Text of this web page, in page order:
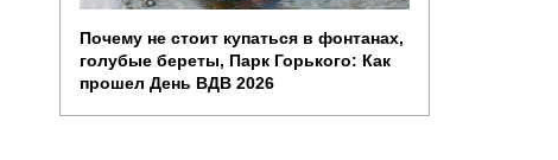
Почему не стоит купаться в фонтанах,
голубые береты, Парк Горького: Как
прошел День ВДВ 2026